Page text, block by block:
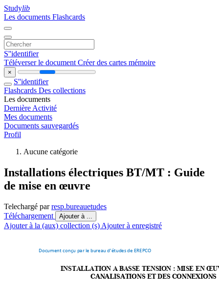
Studylib
Les documents Flashcards
S''identifier
Téléverser le document Créer des cartes mémoire
×
S''identifier
Flashcards Des collections
Les documents
Dernière Activité
Mes documents
Documents sauvegardés
Profil
Aucune catégorie
Installations électriques BT/MT : Guide
de mise en œuvre
Telechargé parresp.bureauetudes
Téléchargement
Ajouter à ...
Ajouter à la (aux) collection (s) Ajouter à enregistré
Document conçu par le bureau d’études de EREPCO
INSTALLATION A BASSE TENSION : MISE EN Œ
CANALISATIONS ET DES CONNEXIONS